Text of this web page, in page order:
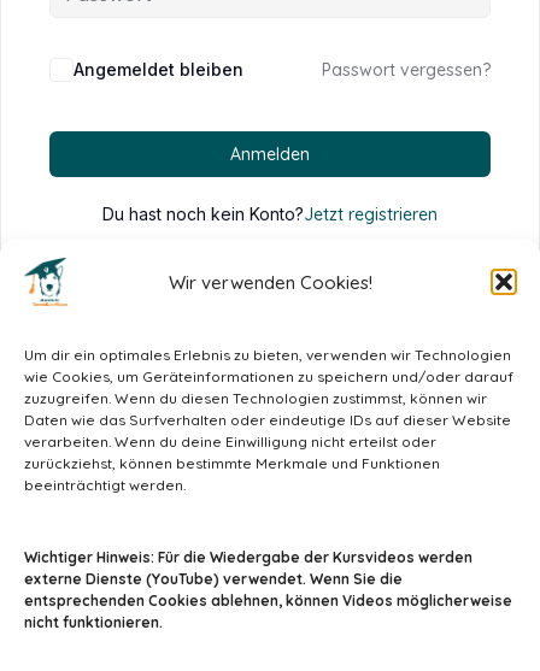
Wir verwenden Cookies!
Um dir ein optimales Erlebnis zu bieten, verwenden wir Technologien
wie Cookies, um Geräteinformationen zu speichern und/oder darauf
zuzugreifen. Wenn du diesen Technologien zustimmst, können wir
Daten wie das Surfverhalten oder eindeutige IDs auf dieser Website
verarbeiten. Wenn du deine Einwilligung nicht erteilst oder
zurückziehst, können bestimmte Merkmale und Funktionen
beeinträchtigt werden.
Wichtiger Hinweis: Für die Wiedergabe der Kursvideos werden
externe Dienste (YouTube) verwendet. Wenn Sie die
entsprechenden Cookies ablehnen, können Videos möglicherweise
nicht funktionieren.
Alternative:
Angemeldet bleiben Passwort vergessen?
Anmelden
Du hast noch kein Konto?Jetzt registrieren
info@tiermedizin-wissen.de